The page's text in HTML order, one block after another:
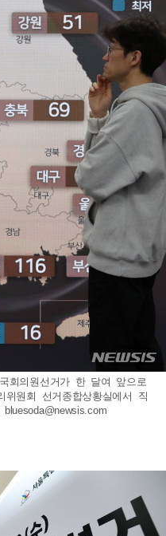
회의원선거가 한 달여 앞으로
원회 선거종합상황실에서 직
bluesoda@newsis.com